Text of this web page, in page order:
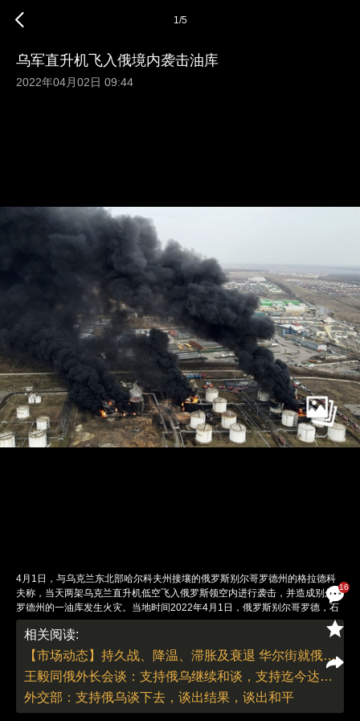
16
1/5
乌军直升机飞入俄境内袭击油库
2022年04月02日 09:44
4月1日，与乌克兰东北部哈尔科夫州接壤的俄罗斯别尔哥罗德州的格拉德科
夫称，当天两架乌克兰直升机低空飞入俄罗斯领空内进行袭击，并造成别尔哥
罗德州的一油库发生火灾。当地时间2022年4月1日，俄罗斯别尔哥罗德，石
油设施升起黑烟。图：Oleg Kharseev/人民视觉
责任编辑：刘青 | 版面编辑：刘青
相关阅读:
【市场动态】持久战、降温、滞胀及衰退 华尔街就俄乌战事可能发展提出避险之道
王毅同俄外长会谈：支持俄乌继续和谈，支持迄今达成的积极成果
外交部：支持俄乌谈下去，谈出结果，谈出和平